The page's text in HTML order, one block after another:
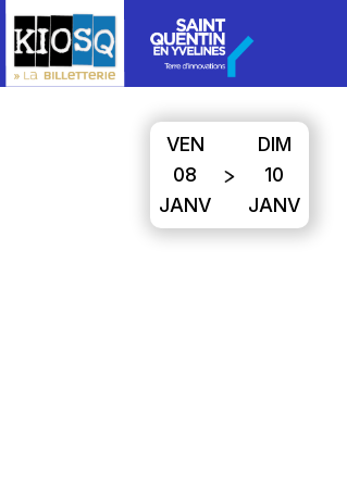
VEN
08
JANV
DIM
10
JANV